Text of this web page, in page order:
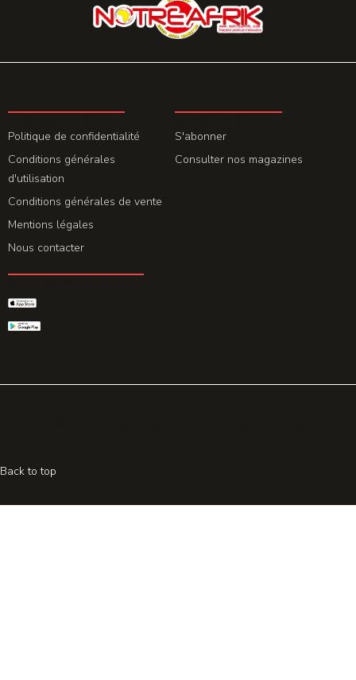
Politique de confidentialité
Conditions générales
d'utilisation
Conditions générales de vente
Mentions légales
Nous contacter
S'abonner
Consulter nos magazines
Back to top